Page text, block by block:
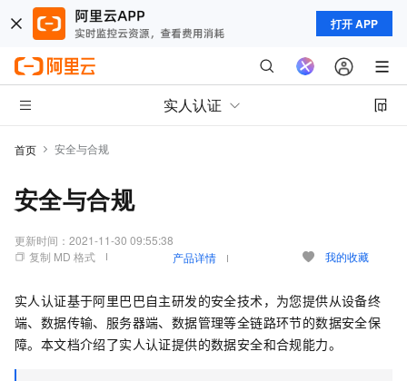
打开 APP
实人认证
首页 安全与合规
安全与合规
更新时间： 2021-11-30 09:55:38
复制 MD 格式
产品详情 我的收藏
实人认证基于阿里巴巴自主研发的安全技术，为您提供从设备终
端、数据传输、服务器端、数据管理等全链路环节的数据安全保
障。本文档介绍了实人认证提供的数据安全和合规能力。